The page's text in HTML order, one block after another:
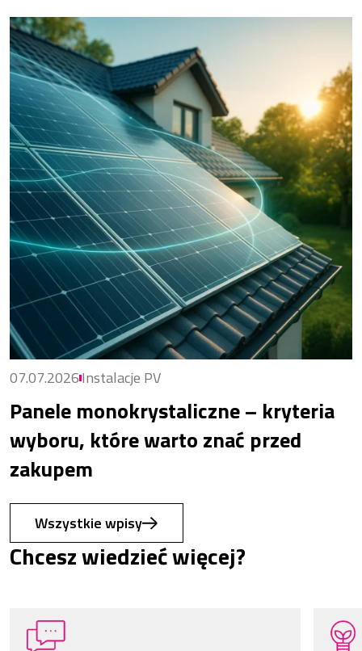
07.07.2026Instalacje PV
Panele monokrystaliczne – kryteria
wyboru, które warto znać przed
zakupem
Wszystkie wpisy
Chcesz wiedzieć więcej?